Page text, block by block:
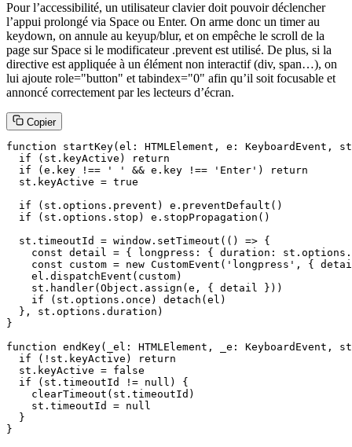
Pour l’accessibilité, un utilisateur clavier doit pouvoir déclencher
l’appui prolongé via Space ou Enter. On arme donc un timer au
keydown, on annule au keyup/blur, et on empêche le scroll de la
page sur Space si le modificateur .prevent est utilisé. De plus, si la
directive est appliquée à un élément non interactif (div, span…), on
lui ajoute role="button" et tabindex="0" afin qu’il soit focusable et
annoncé correctement par les lecteurs d’écran.
Copier
function startKey(el: HTMLElement, e: KeyboardEvent,
  if (st.keyActive) return
  if (e.key !== ' ' && e.key !== 'Enter') return
  st.keyActive = true
  if (st.options.prevent) e.preventDefault()
  if (st.options.stop) e.stopPropagation()
  st.timeoutId = window.setTimeout(() => {
const detail = { longpress: { duration:
const custom = new CustomEvent('longpress', {
    el.dispatchEvent(custom)
    st.handler(Object.assign(e, { detail }))
    if (st.options.once) detach(el)
  }, st.options.duration)
}
function endKey(_el: HTMLElement, _e: KeyboardEvent,
  if (!st.keyActive) return
  st.keyActive = false
  if (st.timeoutId != null) {
    clearTimeout(st.timeoutId)
    st.timeoutId = null
  }
}